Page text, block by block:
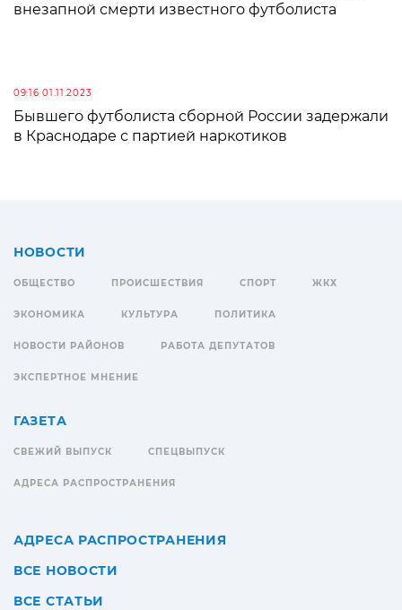
внезапной смерти известного футболиста
09:16 01.11.2023
Бывшего футболиста сборной России задержали
в Краснодаре с партией наркотиков
НОВОСТИ
ОБЩЕСТВО ПРОИСШЕСТВИЯ СПОРТ ЖКХ
ЭКОНОМИКА КУЛЬТУРА ПОЛИТИКА
НОВОСТИ РАЙОНОВ РАБОТА ДЕПУТАТОВ
ЭКСПЕРТНОЕ МНЕНИЕ
ГАЗЕТА
СВЕЖИЙ ВЫПУСК СПЕЦВЫПУСК
АДРЕСА РАСПРОСТРАНЕНИЯ
АДРЕСА РАСПРОСТРАНЕНИЯ
ВСЕ НОВОСТИ
ВСЕ СТАТЬИ